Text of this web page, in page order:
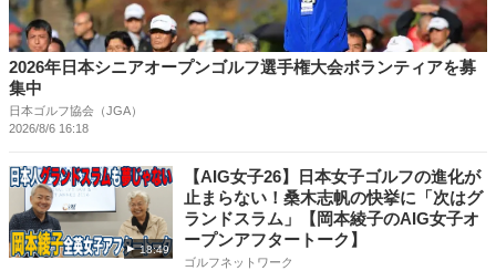
2026年日本シニアオープンゴルフ選手権大会ボランティアを募
集中
日本ゴルフ協会（JGA）
2026/8/6 16:18
18:49
【AIG女子26】日本女子ゴルフの進化が
止まらない！桑木志帆の快挙に「次はグ
ランドスラム」【岡本綾子のAIG女子オ
ープンアフタートーク】
ゴルフネットワーク